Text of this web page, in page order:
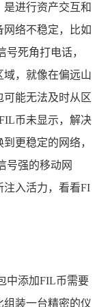
进行资产交互和
络不稳定，比如
死角打电话，
域，就像在偏远山
可能无法及时从区
币未显示，解决
更稳定的网络，
号强的移动网
注入活力，看看FI
中添加FIL币需要
组装一台精密的仪